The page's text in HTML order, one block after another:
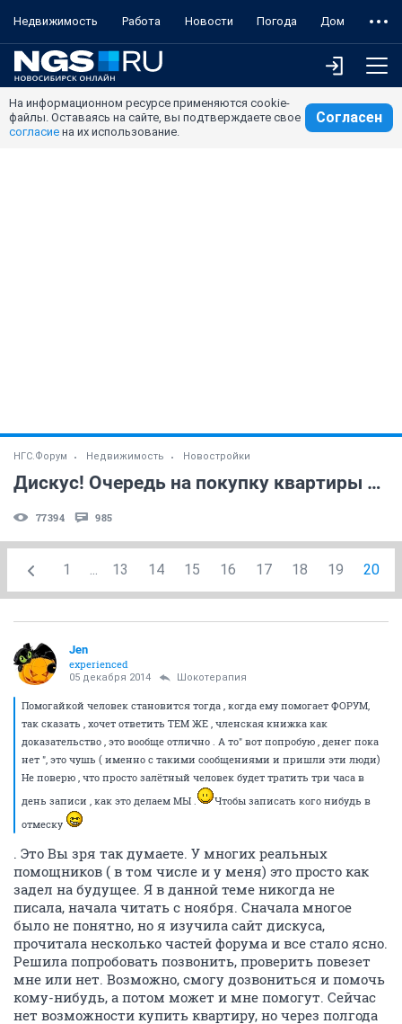
Недвижимость Работа Новости Погода Дом
На информационном ресурсе применяются cookie-
файлы. Оставаясь на сайте, вы подтверждаете свое
согласие на их использование.
Согласен
НГС.Форум Недвижимость Новостройки
Дискус! Очередь на покупку квартиры и не только! (часть 39)
77394 985
1 ... 13 14 15 16 17 18 19 20
Jen
experienced
05 декабря 2014 Шокотерапия
Помогайкой человек становится тогда , когда ему помогает ФОРУМ,
так сказать , хочет ответить ТЕМ ЖЕ , членская книжка как
доказательство , это вообще отлично . А то" вот попробую , денег пока
нет ", это чушь ( именно с такими сообщениями и пришли эти люди)
Не поверю , что просто залётный человек будет тратить три часа в
день записи , как это делаем МЫ .
Чтобы записать кого нибудь в
отмеску
. Это Вы зря так думаете. У многих реальных
помощников ( в том числе и у меня) это просто как
задел на будущее. Я в данной теме никогда не
писала, начала читать с ноября. Сначала многое
было не понятно, но я изучила сайт дискуса,
прочитала несколько частей форума и все стало ясно.
Решила попробовать позвонить, проверить повезет
мне или нет. Возможно, смогу дозвониться и помочь
кому-нибудь, а потом может и мне помогут. Сейчас
нет возможности купить квартиру, но через полгода